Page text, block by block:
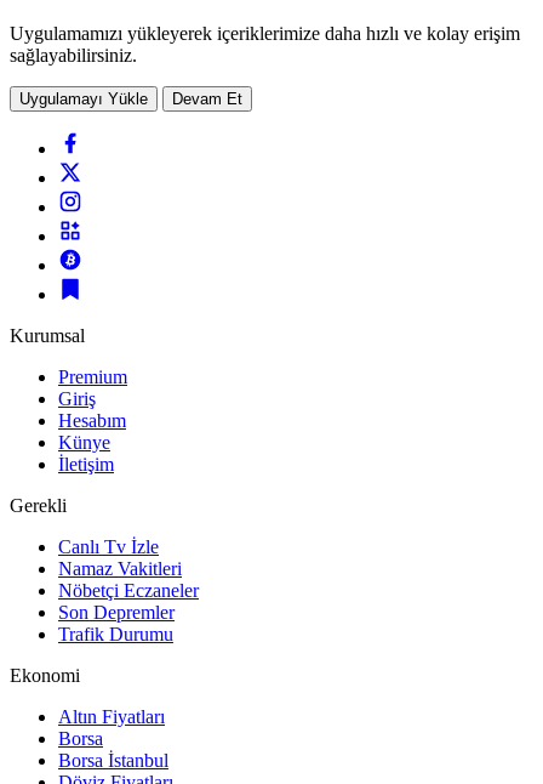
Uygulamamızı yükleyerek içeriklerimize daha hızlı ve kolay erişim
sağlayabilirsiniz.
Uygulamayı Yükle Devam Et
Kurumsal
Premium
Giriş
Hesabım
Künye
İletişim
Gerekli
Canlı Tv İzle
Namaz Vakitleri
Nöbetçi Eczaneler
Son Depremler
Trafik Durumu
Ekonomi
Altın Fiyatları
Borsa
Borsa İstanbul